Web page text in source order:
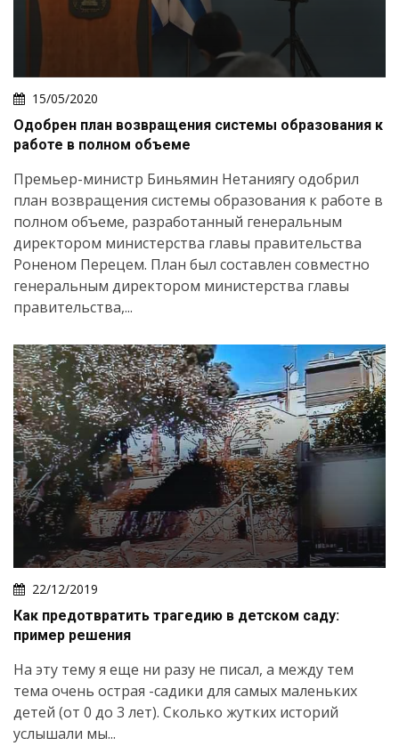
15/05/2020
Одобрен план возвращения системы образования к
работе в полном объеме
Премьер-министр Биньямин Нетаниягу одобрил
план возвращения системы образования к работе в
полном объеме, разработанный генеральным
директором министерства главы правительства
Роненом Перецем. План был составлен совместно
генеральным директором министерства главы
правительства,...
22/12/2019
Как предотвратить трагедию в детском саду:
пример решения
На эту тему я еще ни разу не писал, а между тем
тема очень острая -садики для самых маленьких
детей (от 0 до 3 лет). Сколько жутких историй
услышали мы...